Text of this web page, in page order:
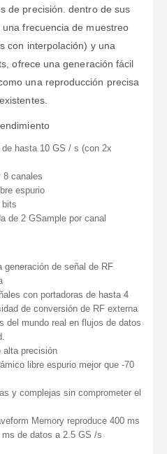
de precisión. dentro de sus
frecuencia de muestreo
con interpolación) y una
ofrece una generación fácil
una reproducción precisa
hasta 10 GS / s (con 2x
8 canales
espurio
bits
de 2 GSample por canal
generación de señal de RF
con portadoras de hasta 4
de conversión de RF externa
del mundo real en flujos de datos
alta precisión
libre espurio mejor que -70
y complejas sin comprometer el
Memory reproduce 400 ms
de datos a 2.5 GS /s